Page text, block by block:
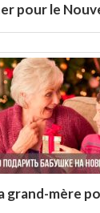
pour le
grand-mère